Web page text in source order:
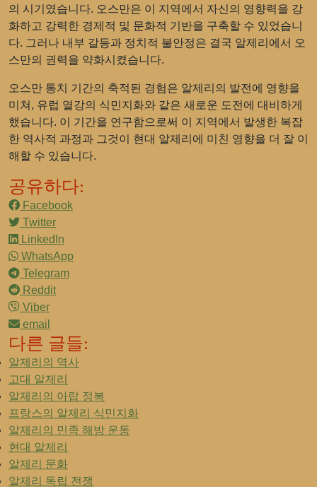
의 시기였습니다. 오스만은 이 지역에서 자신의 영향력을 강
화하고 강력한 경제적 및 문화적 기반을 구축할 수 있었습니
다. 그러나 내부 갈등과 정치적 불안정은 결국 알제리에서 오
스만의 권력을 약화시켰습니다.
오스만 통치 기간의 축적된 경험은 알제리의 발전에 영향을
미쳐, 유럽 열강의 식민지화와 같은 새로운 도전에 대비하게
했습니다. 이 기간을 연구함으로써 이 지역에서 발생한 복잡
한 역사적 과정과 그것이 현대 알제리에 미친 영향을 더 잘 이
해할 수 있습니다.
공유하다:
Facebook
Twitter
LinkedIn
WhatsApp
Telegram
Reddit
Viber
email
다른 글들:
알제리의 역사
고대 알제리
알제리의 아랍 정복
프랑스의 알제리 식민지화
알제리의 민족 해방 운동
현대 알제리
알제리 문화
알제리 독립 전쟁